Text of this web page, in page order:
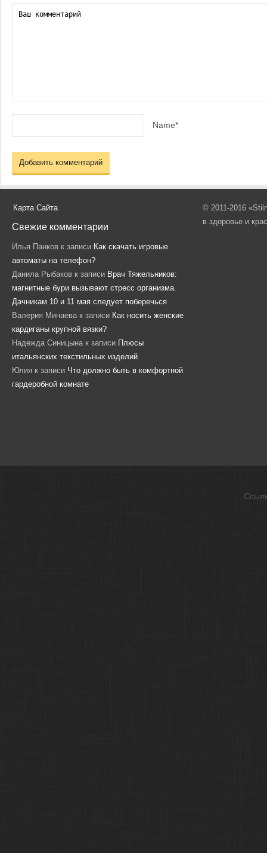
Name*
Карта Сайта
Свежие комментарии
Илья Панков к записи Как скачать игровые
автоматы на телефон?
Данила Рыбаков к записи Врач Тяжельников:
магнитные бури вызывают стресс организма.
Дачникам 10 и 11 мая следует поберечься
Валерия Минаева к записи Как носить женские
кардиганы крупной вязки?
Надежда Синицына к записи Плюсы
итальянских текстильных изделий
Юлия к записи Что должно быть в комфортной
гардеробной комнате
© 2011-2016
в здоровье и